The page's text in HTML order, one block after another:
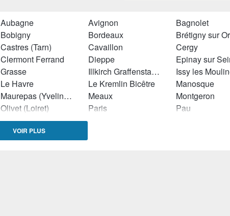
Aubagne Avignon
Bagnolet
Bobigny Bordeaux
Brétigny sur
Castres (Tarn) Cavaillon
Cergy
Clermont Ferrand Dieppe
Epinay sur
Grasse Illkirch Graffenstaden
Issy les
Le Havre Le Kremlin Bicêtre
Manosque
Maurepas (Yvelines) Meaux
Montgeron
Olivet (Loiret) Paris
Pau
Saint Genis Laval
VOIR PLUS